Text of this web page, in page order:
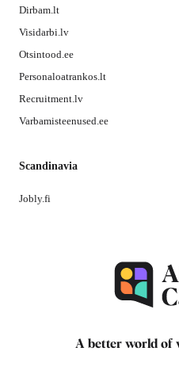
Dirbam.lt
Visidarbi.lv
Otsintood.ee
Personaloatrankos.lt
Recruitment.lv
Varbamisteenused.ee
Scandinavia
Jobly.fi
A better world of